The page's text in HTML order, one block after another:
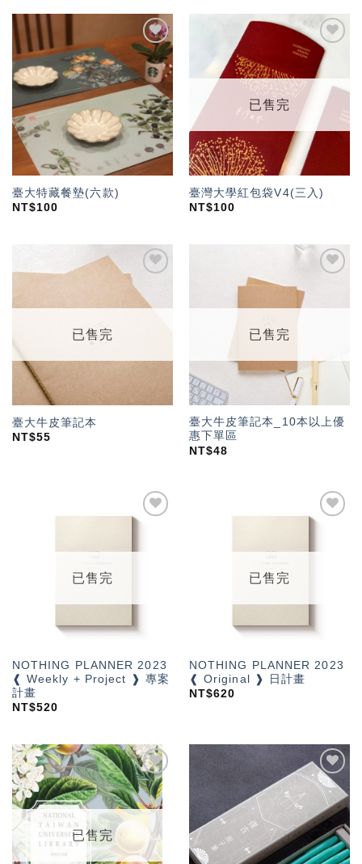
加入
「願
望輕
單」
臺大特藏餐墊(六款)
NT$100
加入
「願
望輕
單」
已售完
臺灣大學紅包袋V4(三入)
NT$100
望輕
已售完
臺大牛皮筆記本
NT$55
望輕
已售完
臺大牛皮筆記本_10本以上優
惠下單區
NT$48
已售完
NOTHING PLANNER 2023
❰ Weekly + Project ❱ 專案
計畫
NT$520
已售完
NOTHING PLANNER 2023
❰ Original ❱ 日計畫
NT$620
加入
「願
望輕
已售完
加入
「願
望輕
單」